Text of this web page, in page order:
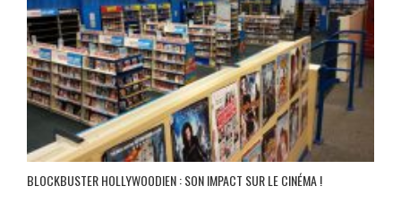
BLOCKBUSTER HOLLYWOODIEN : SON IMPACT SUR LE CINÉMA !